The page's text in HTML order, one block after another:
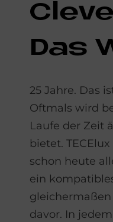
Das
25 Jahre. Das
Oftmals wird
Laufe der Zeit
bietet.
schon heute
ein
davor. In